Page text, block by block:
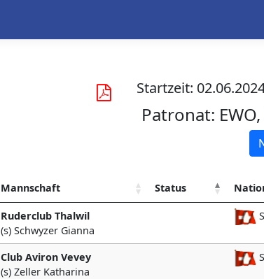
Startzeit:
Patronat:
Mannschaft Status
Ruderclub Thalwil
(s) Schwyzer Gianna
Club Aviron Vevey
(s) Zeller Katharina